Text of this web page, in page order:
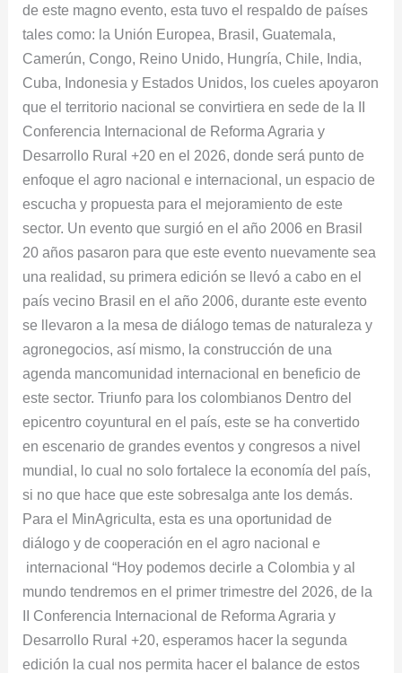
de este magno evento, esta tuvo el respaldo de países
tales como: la Unión Europea, Brasil, Guatemala,
Camerún, Congo, Reino Unido, Hungría, Chile, India,
Cuba, Indonesia y Estados Unidos, los cueles apoyaron
que el territorio nacional se convirtiera en sede de la II
Conferencia Internacional de Reforma Agraria y
Desarrollo Rural +20 en el 2026, donde será punto de
enfoque el agro nacional e internacional, un espacio de
escucha y propuesta para el mejoramiento de este
sector. Un evento que surgió en el año 2006 en Brasil
20 años pasaron para que este evento nuevamente sea
una realidad, su primera edición se llevó a cabo en el
país vecino Brasil en el año 2006, durante este evento
se llevaron a la mesa de diálogo temas de naturaleza y
agronegocios, así mismo, la construcción de una
agenda mancomunidad internacional en beneficio de
este sector. Triunfo para los colombianos Dentro del
epicentro coyuntural en el país, este se ha convertido
en escenario de grandes eventos y congresos a nivel
mundial, lo cual no solo fortalece la economía del país,
si no que hace que este sobresalga ante los demás.
Para el MinAgriculta, esta es una oportunidad de
diálogo y de cooperación en el agro nacional e
internacional “Hoy podemos decirle a Colombia y al
mundo tendremos en el primer trimestre del 2026, de la
II Conferencia Internacional de Reforma Agraria y
Desarrollo Rural +20, esperamos hacer la segunda
edición la cual nos permita hacer el balance de estos